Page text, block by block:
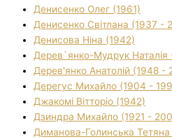
Денисенко Олег (1961)
Денисенко Світлана (1937 -
Денисова Ніна (1942)
Дерев`янко-Мудрук Наталія
Дерев'янко Анатолій (1948 -
Дерегус Михайло (1904 -
Джакомі Вітторіо (1942)
Дзиндра Михайло (1921 -
Диманова-Голинська Тетяна